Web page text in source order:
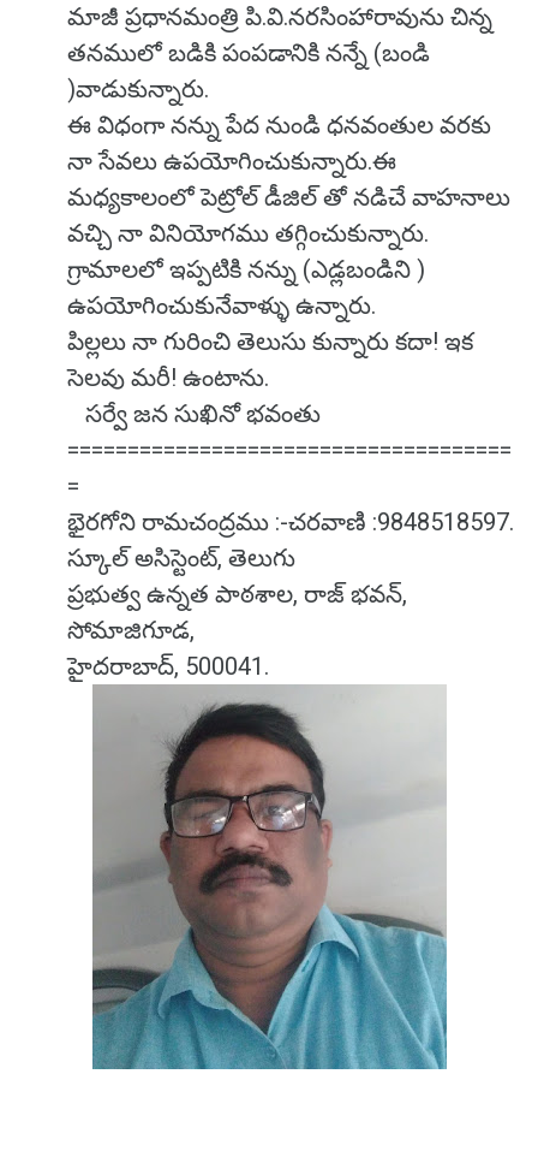
మాజీ ప్రధానమంత్రి పి.వి.నరసింహారావును చిన్న
తనములో బడికి పంపడానికి నన్నే (బండి
)వాడుకున్నారు.
ఈ విధంగా నన్ను పేద నుండి ధనవంతుల వరకు
నా సేవలు ఉపయోగించుకున్నారు.ఈ
మధ్యకాలంలో పెట్రోల్ డీజిల్ తో నడిచే వాహనాలు
వచ్చి నా వినియోగము తగ్గించుకున్నారు.
గ్రామాలలో ఇప్పటికి నన్ను (ఎడ్లబండిని )
ఉపయోగించుకునేవాళ్ళు ఉన్నారు.
పిల్లలు నా గురించి తెలుసు కున్నారు కదా! ఇక
సెలవు మరీ! ఉంటాను.
సర్వే జన సుఖినో భవంతు
=====================================
=
భైరగోని రామచంద్రము :-చరవాణి :9848518597.
స్కూల్ అసిస్టెంట్, తెలుగు
ప్రభుత్వ ఉన్నత పాఠశాల, రాజ్ భవన్,
సోమాజిగూడ,
హైదరాబాద్, 500041.